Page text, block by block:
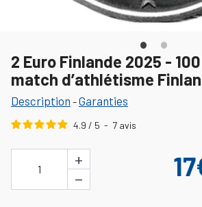
2 Euro Finlande 2025 -
match d’athlétisme
Description -Garanties
4.9 / 5 - 7 avis
1
+
−